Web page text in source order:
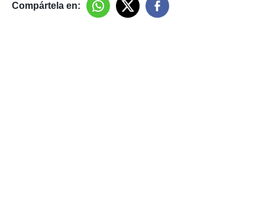
Compártela en: